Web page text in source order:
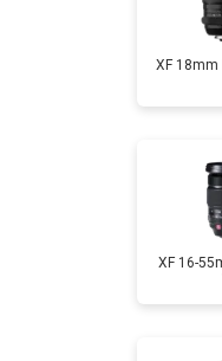
XF 18mm
XF 16-